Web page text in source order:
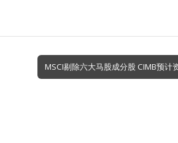
MSCI剔除六大马股成分股 CIMB预